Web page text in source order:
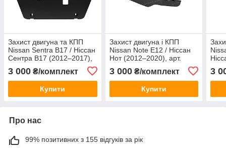
Захист двигуна та КПП
Nissan Sentra B17 / Ніссан
Сентра B17 (2012–2017),
ЩИТ
3 000 ₴/комплект
Купити
Захист двигуна і КПП
Nissan Note E12 / Ніссан
Нот (2012–2020), арт.
3 000₴/комплект
Купити
мм,
3
Про нас
99% позитивних з 155 відгуків за рік